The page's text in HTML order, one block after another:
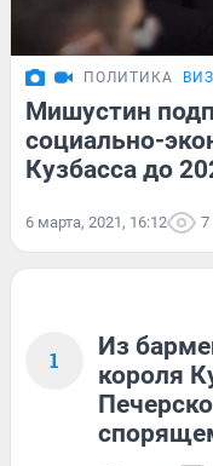
ПОЛИТИКА
Мишустин
социально-
Кузбасса до
6 марта, 2021, 16:12 7
1
Из
короля